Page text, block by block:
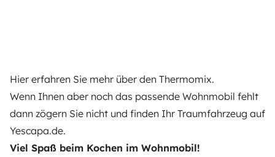
Hier erfahren Sie mehr über den Thermomix.
Wenn Ihnen aber noch das passende Wohnmobil fehlt
dann zögern Sie nicht und finden Ihr Traumfahrzeug auf
Yescapa.de.
Viel Spaß beim Kochen im Wohnmobil!